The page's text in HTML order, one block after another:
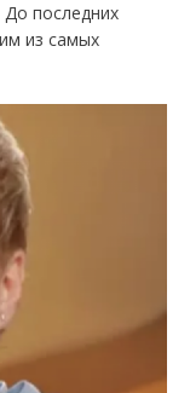
последних
из самых